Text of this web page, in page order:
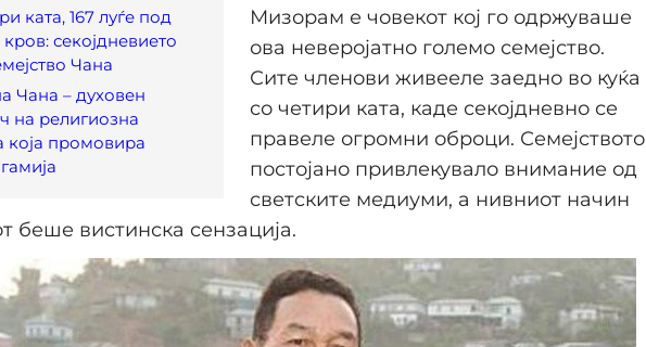
ката, 167 луѓе под
секојдневието
Чана
Чана – духовен
на религиозна
која промовира
Мизорам е човекот кој го одржуваше
ова неверојатно големо семејство.
Сите членови живееле заедно во куќа
со четири ката, каде секојдневно се
правеле огромни оброци. Семејството
постојано привлекувало внимание од
светските медиуми, а нивниот начин
беше вистинска сензација.